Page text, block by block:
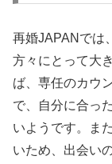
再婚JAPANでは
方々にとって大
ば、専任のカウ
で、自分に合っ
いようです。ま
いため、出会い